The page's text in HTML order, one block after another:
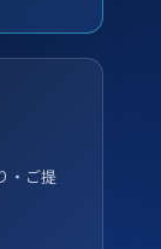
・ご提